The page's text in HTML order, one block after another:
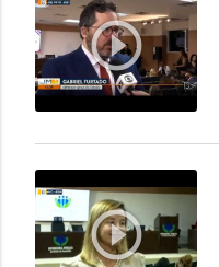
play_circle_outline
play_circle_outline